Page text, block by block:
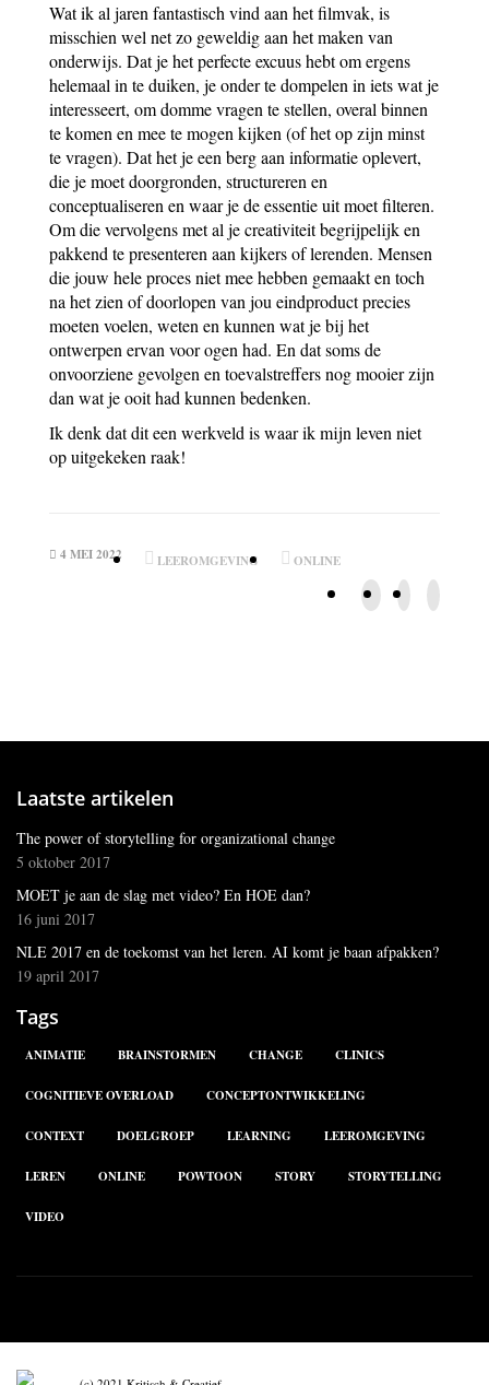
Wat ik al jaren fantastisch vind aan het filmvak, is
misschien wel net zo geweldig aan het maken van
onderwijs. Dat je het perfecte excuus hebt om ergens
helemaal in te duiken, je onder te dompelen in iets wat je
interesseert, om domme vragen te stellen, overal binnen
te komen en mee te mogen kijken (of het op zijn minst
te vragen). Dat het je een berg aan informatie oplevert,
die je moet doorgronden, structureren en
conceptualiseren en waar je de essentie uit moet filteren.
Om die vervolgens met al je creativiteit begrijpelijk en
pakkend te presenteren aan kijkers of lerenden. Mensen
die jouw hele proces niet mee hebben gemaakt en toch
na het zien of doorlopen van jou eindproduct precies
moeten voelen, weten en kunnen wat je bij het
ontwerpen ervan voor ogen had. En dat soms de
onvoorziene gevolgen en toevalstreffers nog mooier zijn
dan wat je ooit had kunnen bedenken.
Ik denk dat dit een werkveld is waar ik mijn leven niet
op uitgekeken raak!
4 MEI 2022 LEEROMGEVING ONLINE
Laatste artikelen
The power of storytelling for organizational change
5 oktober 2017
MOET je aan de slag met video? En HOE dan?
16 juni 2017
NLE 2017 en de toekomst van het leren. AI komt je baan afpakken?
19 april 2017
Tags
ANIMATIE BRAINSTORMEN CHANGE CLINICS
COGNITIEVE OVERLOAD CONCEPTONTWIKKELING
CONTEXT DOELGROEP LEARNING LEEROMGEVING
LEREN ONLINE POWTOON STORY STORYTELLING
VIDEO